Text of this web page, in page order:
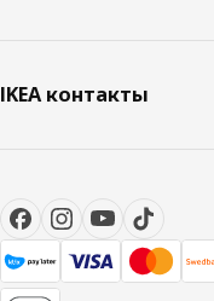
IKEA контакты